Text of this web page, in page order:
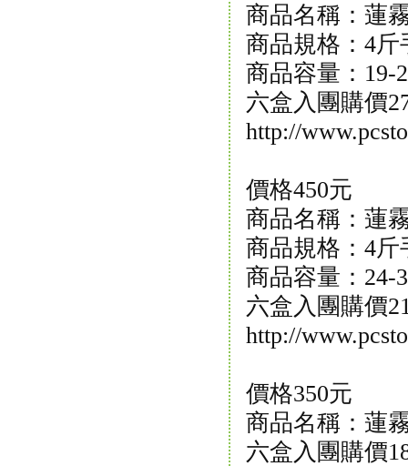
商品名稱：蓮
商品規格：4
商品容量：19-
六盒入團購價
http://
價格450元
商品名稱：蓮
商品規格：4
商品容量：24-
六盒入團購價
http://
價格350元
商品名稱：蓮
六盒入團購價